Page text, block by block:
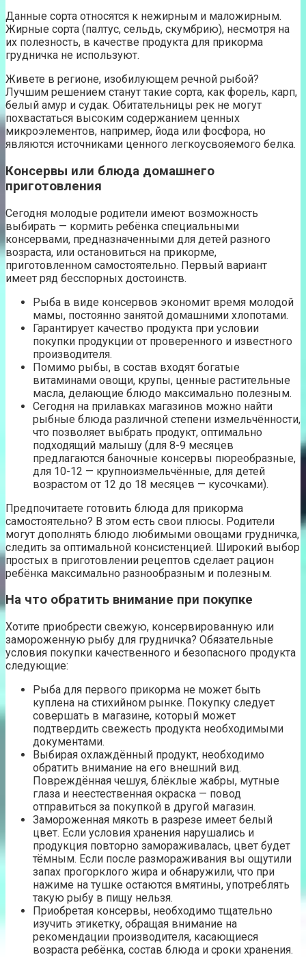
Данные сорта относятся к нежирным и маложирным.
Жирные сорта (палтус, сельдь, скумбрию), несмотря на
их полезность, в качестве продукта для прикорма
грудничка не используют.
Живете в регионе, изобилующем речной рыбой?
Лучшим решением станут такие сорта, как форель, карп,
белый амур и судак. Обитательницы рек не могут
похвастаться высоким содержанием ценных
микроэлементов, например, йода или фосфора, но
являются источниками ценного легкоусвояемого белка.
Консервы или блюда домашнего
приготовления
Сегодня молодые родители имеют возможность
выбирать — кормить ребёнка специальными
консервами, предназначенными для детей разного
возраста, или остановиться на прикорме,
приготовленном самостоятельно. Первый вариант
имеет ряд бесспорных достоинств.
Рыба в виде консервов экономит время молодой
мамы, постоянно занятой домашними хлопотами.
Гарантирует качество продукта при условии
покупки продукции от проверенного и известного
производителя.
Помимо рыбы, в состав входят богатые
витаминами овощи, крупы, ценные растительные
масла, делающие блюдо максимально полезным.
Сегодня на прилавках магазинов можно найти
рыбные блюда различной степени измельчённости,
что позволяет выбрать продукт, оптимально
подходящий малышу (для 8-9 месяцев
предлагаются баночные консервы пюреобразные,
для 10-12 — крупноизмельчённые, для детей
возрастом от 12 до 18 месяцев — кусочками).
Предпочитаете готовить блюда для прикорма
самостоятельно? В этом есть свои плюсы. Родители
могут дополнять блюдо любимыми овощами грудничка,
следить за оптимальной консистенцией. Широкий выбор
простых в приготовлении рецептов сделает рацион
ребёнка максимально разнообразным и полезным.
На что обратить внимание при покупке
Хотите приобрести свежую, консервированную или
замороженную рыбу для грудничка? Обязательные
условия покупки качественного и безопасного продукта
следующие:
Рыба для первого прикорма не может быть
куплена на стихийном рынке. Покупку следует
совершать в магазине, который может
подтвердить свежесть продукта необходимыми
документами.
Выбирая охлаждённый продукт, необходимо
обратить внимание на его внешний вид.
Повреждённая чешуя, блёклые жабры, мутные
глаза и неестественная окраска — повод
отправиться за покупкой в другой магазин.
Замороженная мякоть в разрезе имеет белый
цвет. Если условия хранения нарушались и
продукция повторно замораживалась, цвет будет
тёмным. Если после размораживания вы ощутили
запах прогорклого жира и обнаружили, что при
нажиме на тушке остаются вмятины, употреблять
такую рыбу в пищу нельзя.
Приобретая консервы, необходимо тщательно
изучить этикетку, обращая внимание на
рекомендации производителя, касающиеся
возраста ребёнка, состав блюда и сроки хранения.